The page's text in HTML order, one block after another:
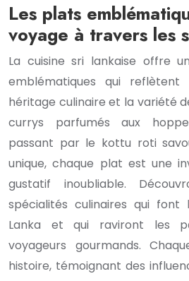
Les plats
voyage à travers les
La cuisine sri lankaise offre
emblématiques qui
héritage culinaire et la variété
currys parfumés aux
passant par le kottu roti
unique, chaque plat est une
gustatif inoubliable.
spécialités culinaires qui
Lanka et qui raviront les
voyageurs gourmands.
histoire, témoignant des